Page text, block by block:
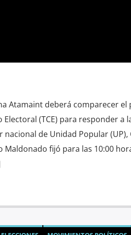
Atamaint deberá comparecer
(TCE) para responder a
de Unidad Popular (UP),
Maldonado fijó para las 10:00